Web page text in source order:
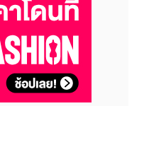
พิธภัณฑ์พระราชวัง ได้
Chinese Cultural
(มรดกทาง
มั่นทางวัฒนธรรม) เพื่อ
นของการอนุรักษ์วัฒน
ป้องมรดก และปิดท้าย
นักวิจัยจาก
ธรรมชาติ สังกัดสถาบัน